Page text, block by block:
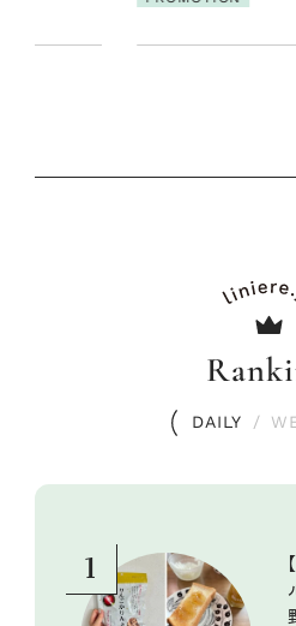
リーとの重ねづけも
DAILY /
1